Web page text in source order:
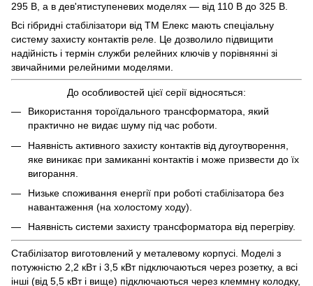
295 В, а в дев'ятиступеневих моделях — від 110 В до 325 В.
Всі гібридні стабілізатори від ТМ Елекс мають спеціальну
систему захисту контактів реле. Це дозволило підвищити
надійність і термін служби релейних ключів у порівнянні зі
звичайними релейними моделями.
До особливостей цієї серії відносяться:
Використання тороїдального трансформатора, який
практично не видає шуму під час роботи.
Наявність активного захисту контактів від дугоутворення,
яке виникає при замиканні контактів і може призвести до їх
вигорання.
Низьке споживання енергії при роботі стабілізатора без
навантаження (на холостому ходу).
Наявність системи захисту трансформатора від перегріву.
Стабілізатор виготовлений у металевому корпусі. Моделі з
потужністю 2,2 кВт і 3,5 кВт підключаються через розетку, а всі
інші (від 5,5 кВт і вище) підключаються через клеммну колодку,